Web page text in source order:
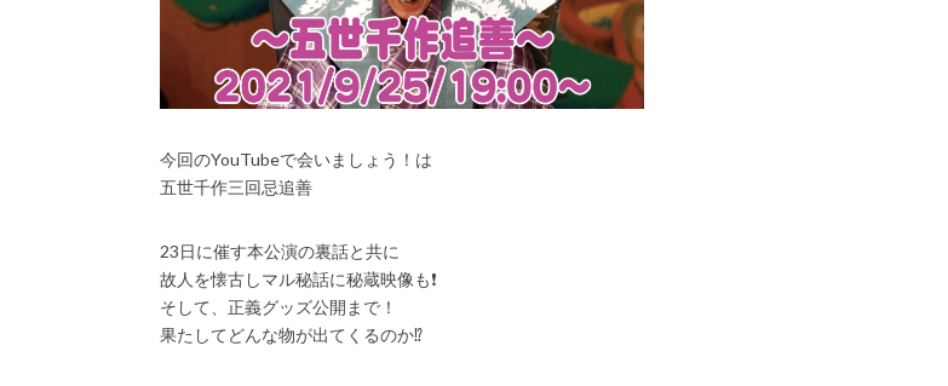
今回のYouTubeで会いましょう！は
五世千作三回忌追善
23日に催す本公演の裏話と共に
故人を懐古しマル秘話に秘蔵映像も❗️
そして、正義グッズ公開まで！
果たしてどんな物が出てくるのか⁉️